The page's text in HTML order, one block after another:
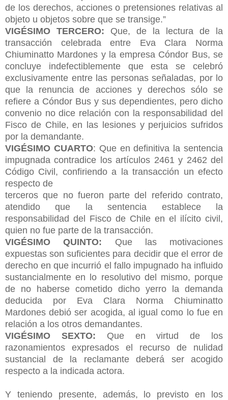
de los derechos, acciones o pretensiones relativas al
objeto u objetos sobre que se transige.”
VIGÉSIMO TERCERO: Que, de la lectura de la
transacción celebrada entre Eva Clara Norma
Chiuminatto Mardones y la empresa Cóndor Bus, se
concluye indefectiblemente que esta se celebró
exclusivamente entre las personas señaladas, por lo
que la renuncia de acciones y derechos sólo se
refiere a Cóndor Bus y sus dependientes, pero dicho
convenio no dice relación con la responsabilidad del
Fisco de Chile, en las lesiones y perjuicios sufridos
por la demandante.
VIGÉSIMO CUARTO: Que en definitiva la sentencia
impugnada contradice los artículos 2461 y 2462 del
Código Civil, confiriendo a la transacción un efecto
respecto de
terceros que no fueron parte del referido contrato,
atendido que la sentencia establece la
responsabilidad del Fisco de Chile en el ilícito civil,
quien no fue parte de la transacción.
VIGÉSIMO QUINTO: Que las motivaciones
expuestas son suficientes para decidir que el error de
derecho en que incurrió el fallo impugnado ha influido
sustancialmente en lo resolutivo del mismo, porque
de no haberse cometido dicho yerro la demanda
deducida por Eva Clara Norma Chiuminatto
Mardones debió ser acogida, al igual como lo fue en
relación a los otros demandantes.
VIGÉSIMO SEXTO: Que en virtud de los
razonamientos expresados el recurso de nulidad
sustancial de la reclamante deberá ser acogido
respecto a la indicada actora.
Y teniendo presente, además, lo previsto en los